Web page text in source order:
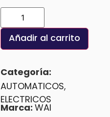
Añadir al carrito
Categoría:
AUTOMATICOS,
ELECTRICOS
Marca: WAI